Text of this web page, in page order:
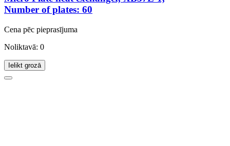
Number of plates: 60
Cena pēc pieprasījuma
Noliktavā: 0
Ielikt grozā